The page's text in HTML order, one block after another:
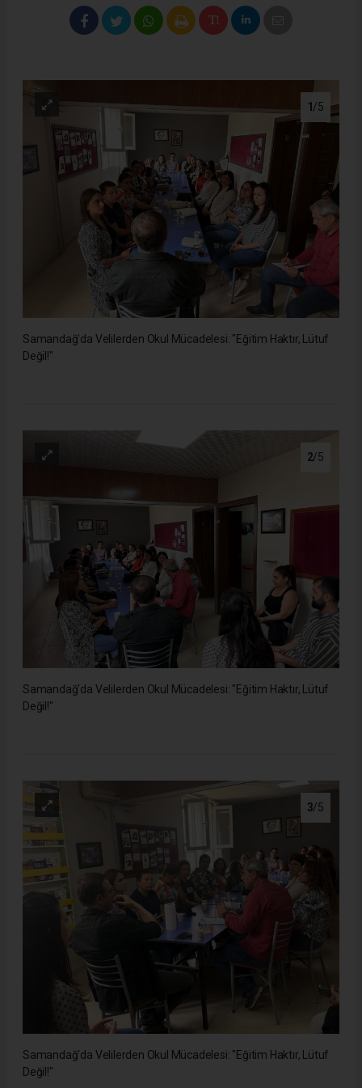
1/5
Samandağ'da Velilerden Okul Mücadelesi: "Eğitim Haktır, Lütuf
Değil!"
2/5
Samandağ'da Velilerden Okul Mücadelesi: "Eğitim Haktır, Lütuf
Değil!"
3/5
Samandağ'da Velilerden Okul Mücadelesi: "Eğitim Haktır, Lütuf
Değil!"